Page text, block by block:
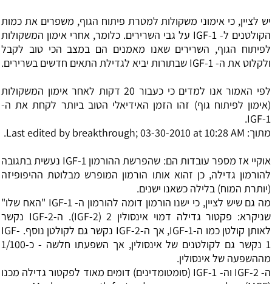
יש לציין, כי אימוני משקולות למטרת פיתוח הגוף, משפרים את כמות
הקולטנים ל- IGF-1 על גבי השרירים. כלומר, אחרי אימון המשקולות
לפיתוח הגוף, השרירים שאנו מאמנים הם במצב הכי טוב לקבל
ולקלוט את ה- IGF-1 שבתורות יביא לגדילת התאים חדשים בשרירים.
לפי האמור אנו למדים כי כעבור 20 דקות לאחר אימון המשקולות
(אימון לפיתוח גוף) זהו הזמן האידיאלי הטוב ביותר לקחת את ה-
IGF-1.
מתוך: Last edited by breakthrough; 03-30-2010 at 10:28 AM.
אוקיי אז מספר עובדות הם: שהפרשת ההורמון IGF-1 נעשית בתגובה
להורמון גדילה, כן זהוא אותו הורמון המופרש מבלוטת ההיפופיזה
(יותרת המוח) בלילה כשאנו ישנים.
מה גם שיש לציין, כי ישנו הורמון דומה להורמון ה- IGF-1 "האח שלו"
שניקרא: פקטור גדילה דמוי אינסולין 2 (IGF-2). ה-IGF-2 נקשר
לאותן קולטן כמו ה-IGF-1, אך ה-IGF-2 נקשר גם לקולטן נוסף. IGF-
1 נקשר גם לקולטנים של אינסולין, אך השפעתו חלשה - כ-1/100
מההשפעה של אינסולין.
ה- IGF-2 וה- IGF-1 (
סומטומדינים) דומים מאוד לפקטור גדילה מכנו